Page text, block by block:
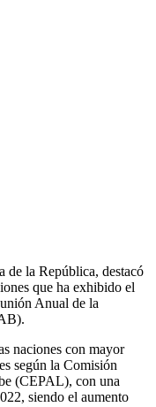
de la República, destacó
que ha exhibido el
Anual de la
naciones con mayor
según la Comisión
(CEPAL), con una
siendo el aumento